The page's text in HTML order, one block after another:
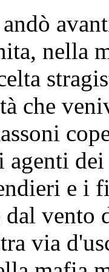
nella
che
e i
vento
via